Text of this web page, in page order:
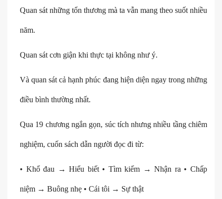
Quan sát những tổn thương mà ta vẫn mang theo suốt nhiều
năm.
Quan sát cơn giận khi thực tại không như ý.
Và quan sát cả hạnh phúc đang hiện diện ngay trong những
điều bình thường nhất.
Qua 19 chương ngắn gọn, súc tích nhưng nhiều tầng chiêm
nghiệm, cuốn sách dẫn người đọc đi từ:
• Khổ đau → Hiểu biết • Tìm kiếm → Nhận ra • Chấp
niệm → Buông nhẹ • Cái tôi → Sự thật